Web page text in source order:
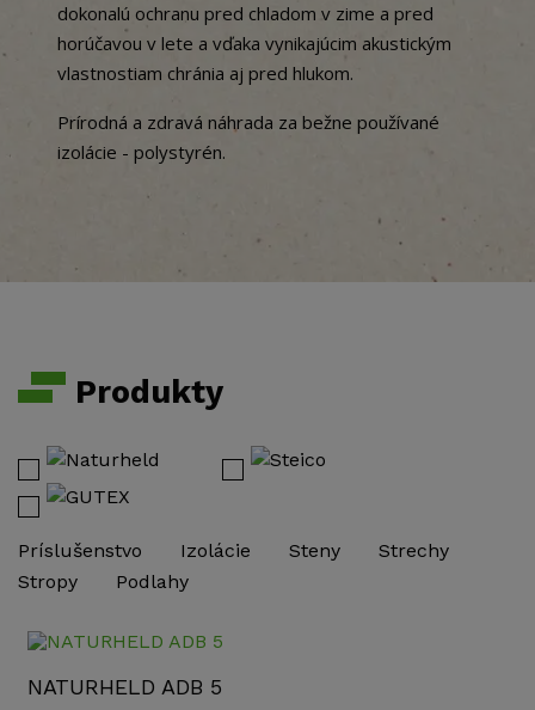
dokonalú ochranu pred chladom v zime a pred
horúčavou v lete a vďaka vynikajúcim akustickým
vlastnostiam chránia aj pred hlukom.
Prírodná a zdravá náhrada za bežne používané
izolácie - polystyrén.
Produkty
Príslušenstvo Izolácie Steny
Strechy
Stropy
Podlahy
NATURHELD ADB 5